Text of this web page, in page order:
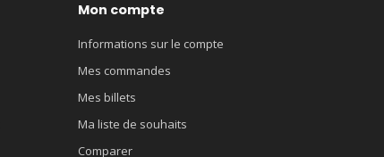
Mon compte
Informations sur le compte
Mes commandes
Mes billets
Ma liste de souhaits
Comparer